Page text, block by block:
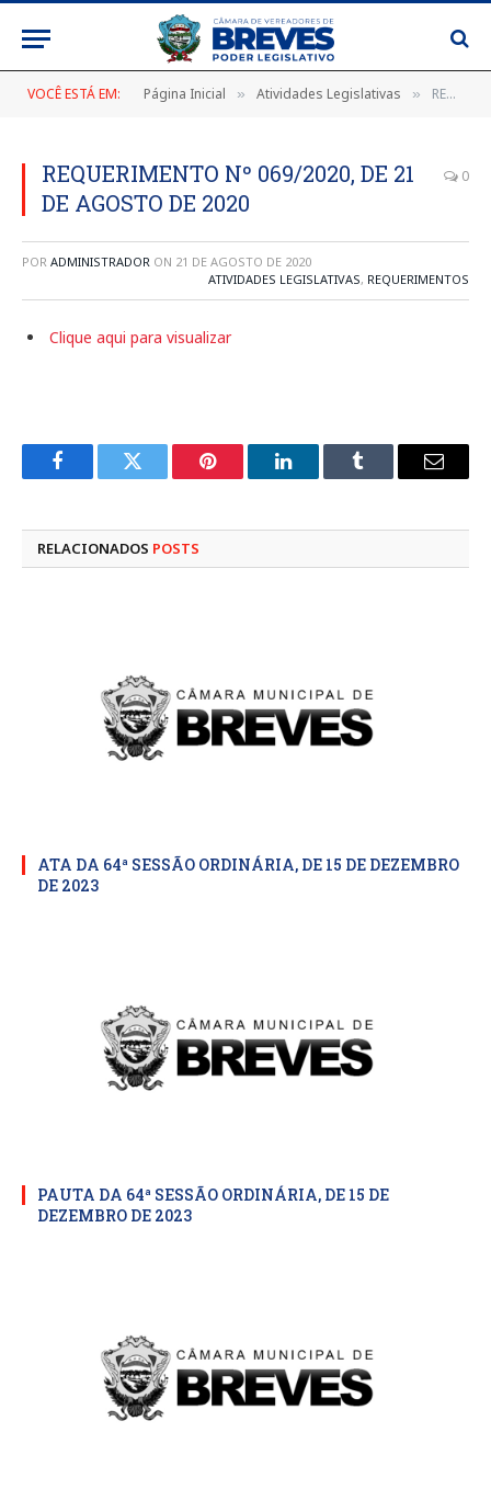
VOCÊ ESTÁ EM: Página Inicial » Atividades Legislativas » REQUERIMENTO Nº 069/2020, DE 21 DE AGOSTO DE 2020
REQUERIMENTO Nº 069/2020, DE 21
DE AGOSTO DE 2020
0
POR ADMINISTRADOR ON 21 DE AGOSTO DE 2020
ATIVIDADES LEGISLATIVAS, REQUERIMENTOS
Clique aqui para visualizar
FacebookTwitter Pinterest LinkedInTumblr
E-
RELACIONADOS POSTS
ATA DA 64ª SESSÃO ORDINÁRIA, DE 15 DE DEZEMBRO
DE 2023
PAUTA DA 64ª SESSÃO ORDINÁRIA, DE 15 DE
DEZEMBRO DE 2023